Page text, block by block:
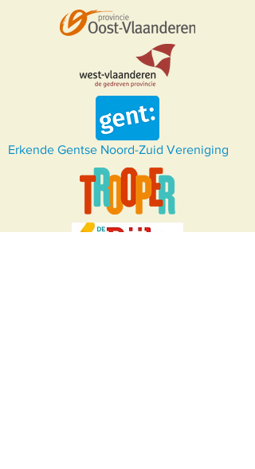
Erkende Gentse Noord-Zuid Vereniging